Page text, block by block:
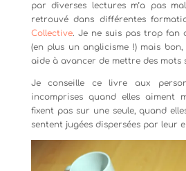
par diverses lectures m’a pas
retrouvé dans différentes
Collective. Je ne suis pas trop fan
(en plus un anglicisme !) mais
aide à avancer de mettre des mots
Je conseille ce livre aux
incomprises quand elles aiment
fixent pas sur une seule, quand
sentent jugées dispersées par leur